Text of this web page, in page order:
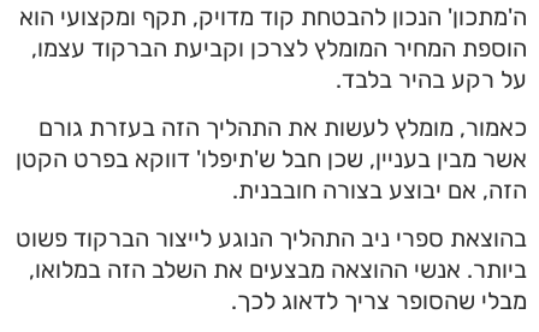
ה'מתכון' הנכון להבטחת קוד מדויק, תקף ומקצועי הוא
הוספת המחיר המומלץ לצרכן וקביעת הברקוד עצמו,
על רקע בהיר בלבד.
כאמור, מומלץ לעשות את התהליך הזה בעזרת גורם
אשר מבין בעניין, שכן חבל ש'תיפלו' דווקא בפרט הקטן
הזה, אם יבוצע בצורה חובבנית.
בהוצאת ספרי ניב התהליך הנוגע לייצור הברקוד פשוט
ביותר. אנשי ההוצאה מבצעים את השלב הזה במלואו,
מבלי שהסופר צריך לדאוג לכך.